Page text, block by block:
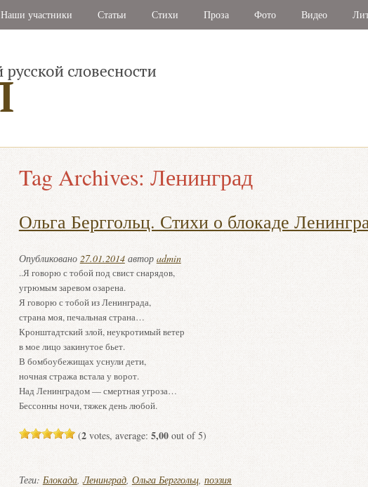
Наши участники Статьи Стихи Проза Фото Видео
Tag Archives: Ленинград
Ольга Берггольц. Стихи о блокаде
Опубликовано 27.01.2014автор admin
..Я говорю с тобой под свист снарядов,
угрюмым заревом озарена.
Я говорю с тобой из Ленинграда,
страна моя, печальная страна…
Кронштадтский злой, неукротимый ветер
в мое лицо закинутое бьет.
В бомбоубежищах уснули дети,
ночная стража встала у ворот.
Над Ленинградом — смертная угроза…
Бессонны ночи, тяжек день любой.
(2votes, average: 5,00out of 5)
Теги: Блокада,Ленинград, Ольга Берггольц, поэзия